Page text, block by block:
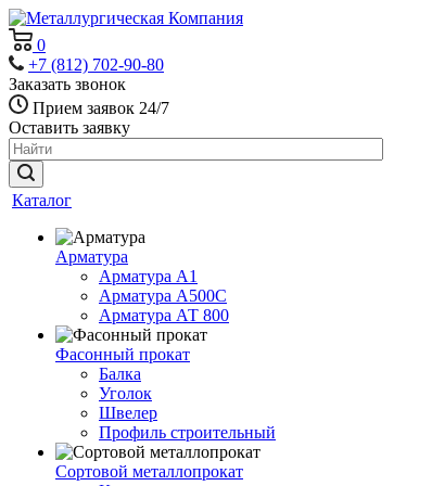
0
+7 (812) 702-90-80
Заказать звонок
Прием заявок 24/7
Оставить заявку
Каталог
Арматура
Арматура А1
Арматура А500С
Арматура АТ 800
Фасонный прокат
Балка
Уголок
Швелер
Профиль строительный
Сортовой металлопрокат